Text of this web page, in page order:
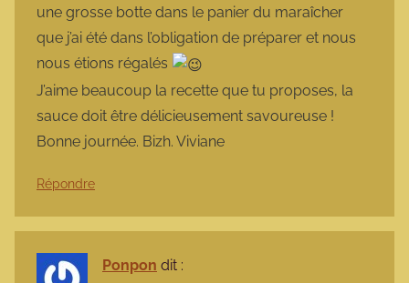
une grosse botte dans le panier du maraîcher
que j’ai été dans l’obligation de préparer et nous
nous étions régalés
J’aime beaucoup la recette que tu proposes, la
sauce doit être délicieusement savoureuse !
Bonne journée. Bizh. Viviane
Répondre
Ponpon dit :